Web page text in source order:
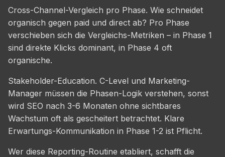
Cross-Channel-Vergleich pro Phase. Wie schneidet
organisch gegen paid und direct ab? Pro Phase
verschieben sich die Vergleichs-Metriken – in Phase 1
sind direkte Klicks dominant, in Phase 4 oft
organische.
Stakeholder-Education. C-Level und Marketing-
Manager müssen die Phasen-Logik verstehen, sonst
wird SEO nach 3-6 Monaten ohne sichtbares
Wachstum oft als gescheitert betrachtet. Klare
Erwartungs-Kommunikation in Phase 1-2 ist Pflicht.
Wer diese Reporting-Routine etabliert, schafft die